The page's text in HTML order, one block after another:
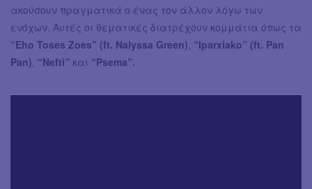
ακούσουν πραγματικά ο ένας τον άλλον λόγω των
ενόχων. Αυτές οι θεματικές διατρέχουν κομμάτια όπως τα
“Eho Toses Zoes” (ft. Nalyssa Green) “Ιparxiako” (ft. Pan
Pan) “Nefti” και “Psema”.